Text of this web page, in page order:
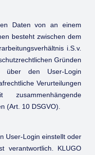
Daten von an einem
besteht zwischen dem
i.S.v.
Gründen
den User-Login
Verurteilungen
(Art. 10 DSGVO).
User-Login einstellt oder
verantwortlich. KLUGO